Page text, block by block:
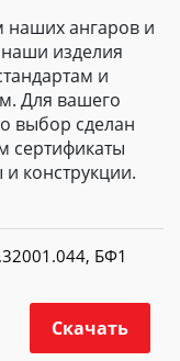
наших ангаров и
изделия
и
Для вашего
выбор сделан
сертификаты
и конструкции.
БФ1
Скачать